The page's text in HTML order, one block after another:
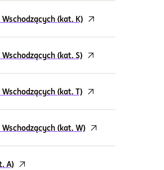
(kat. K)
(kat. S)
(kat. T)
(kat. W)
A)